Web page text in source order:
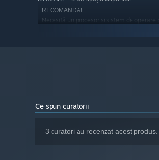
RECOMANDAT:
Necesită un procesor și sistem de operare
STOCARE: 4 GB spațiu disponibil
Ce spun curatorii
3 curatori au recenzat acest produs.